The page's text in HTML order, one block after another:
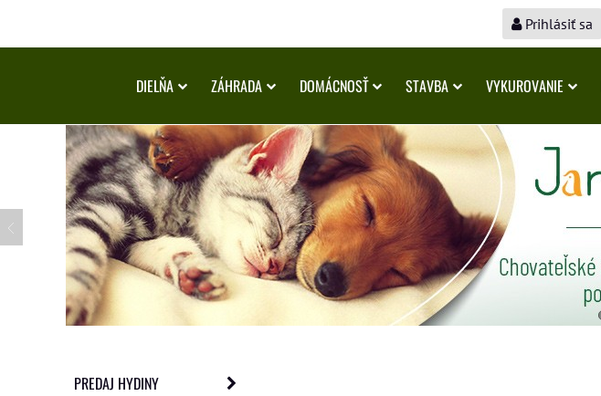
Prihlásiť sa
DIELŇA ZÁHRADA DOMÁCNOSŤ STAVBA VYKUROVANIE
PREDAJ HYDINY